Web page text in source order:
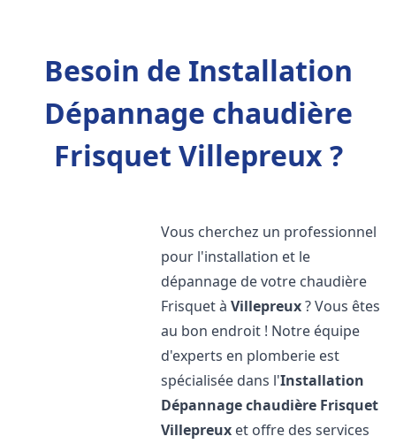
Besoin de Installation
Dépannage chaudière
Frisquet Villepreux ?
Vous cherchez un professionnel
pour l'installation et le
dépannage de votre chaudière
Frisquet àVillepreux? Vous êtes
au bon endroit ! Notre équipe
d'experts en plomberie est
spécialisée dans l'Installation
Dépannage chaudière Frisquet
Villepreux et offre des services